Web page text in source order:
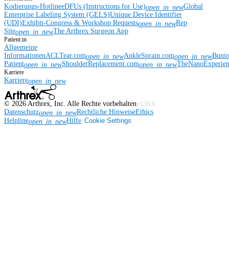
Kodierungs-HotlineeDFUs (Instructions for Use)open_in_newGlobal
Enterprise Labeling System (GELS)Unique Device Identifier
(UDI)Exhibit-Congress & Workshop Requestsopen_in_newRep
Siteopen_in_newThe Arthrex Surgeon App
Patient:in
Allgemeine
InformationenACLTear.comopen_in_newAnkleSprain.comopen_in_new
Patientopen_in_newShoulderReplacement.comopen_in_new
Karriere
Karriereopen_in_new
© 2026 Arthrex, Inc. Alle Rechte vorbehaltenv3.56.0
Datenschutzopen_in_newRechtliche HinweiseEthics
Helplineopen_in_newHilfe Cookie Settings